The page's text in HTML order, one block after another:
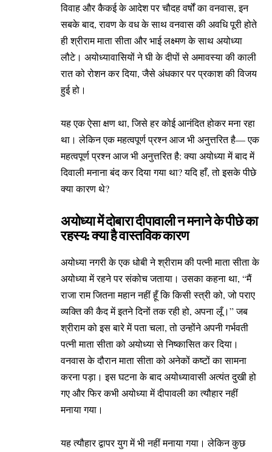
विवाह और कैकई के आदेश पर चौदह वर्षों का वनवास, इन
सबके बाद, रावण के वध के साथ वनवास की अवधि पूरी होते
ही श्रीराम माता सीता और भाई लक्ष्मण के साथ अयोध्या
लौटे। अयोध्यावासियों ने घी के दीपों से अमावस्या की काली
रात को रोशन कर दिया, जैसे अंधकार पर प्रकाश की विजय
हुई हो।
यह एक ऐसा क्षण था, जिसे हर कोई आनंदित होकर मना रहा
था। लेकिन एक महत्वपूर्ण प्रश्न आज भी अनुत्तरित है— एक
महत्वपूर्ण प्रश्न आज भी अनुत्तरित है: क्या अयोध्या में बाद में
दिवाली मनाना बंद कर दिया गया था? यदि हाँ, तो इसके पीछे
क्या कारण थे?
अयोध्या में दोबारा दीपावाली न मनाने के पीछे का
रहस्य: क्या है वास्तविक कारण
अयोध्या नगरी के एक धोबी ने श्रीराम की पत्नी माता सीता के
अयोध्या में रहने पर संकोच जताया। उसका कहना था, “मैं
राजा राम जितना महान नहीं हूँ कि किसी स्त्री को, जो पराए
व्यक्ति की कैद में इतने दिनों तक रही हो, अपना लूँ।” जब
श्रीराम को इस बारे में पता चला, तो उन्होंने अपनी गर्भवती
पत्नी माता सीता को अयोध्या से निष्कासित कर दिया।
वनवास के दौरान माता सीता को अनेकों कष्टों का सामना
करना पड़ा। इस घटना के बाद अयोध्यावासी अत्यंत दुखी हो
गए और फिर कभी अयोध्या में दीपावली का त्यौहार नहीं
मनाया गया।
यह त्यौहार द्वापर युग में भी नहीं मनाया गया। लेकिन कुछ